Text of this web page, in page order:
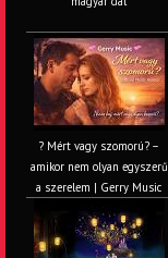
? Mért vagy szomorú? –
amikor nem olyan egyszerű
a szerelem | Gerry Music